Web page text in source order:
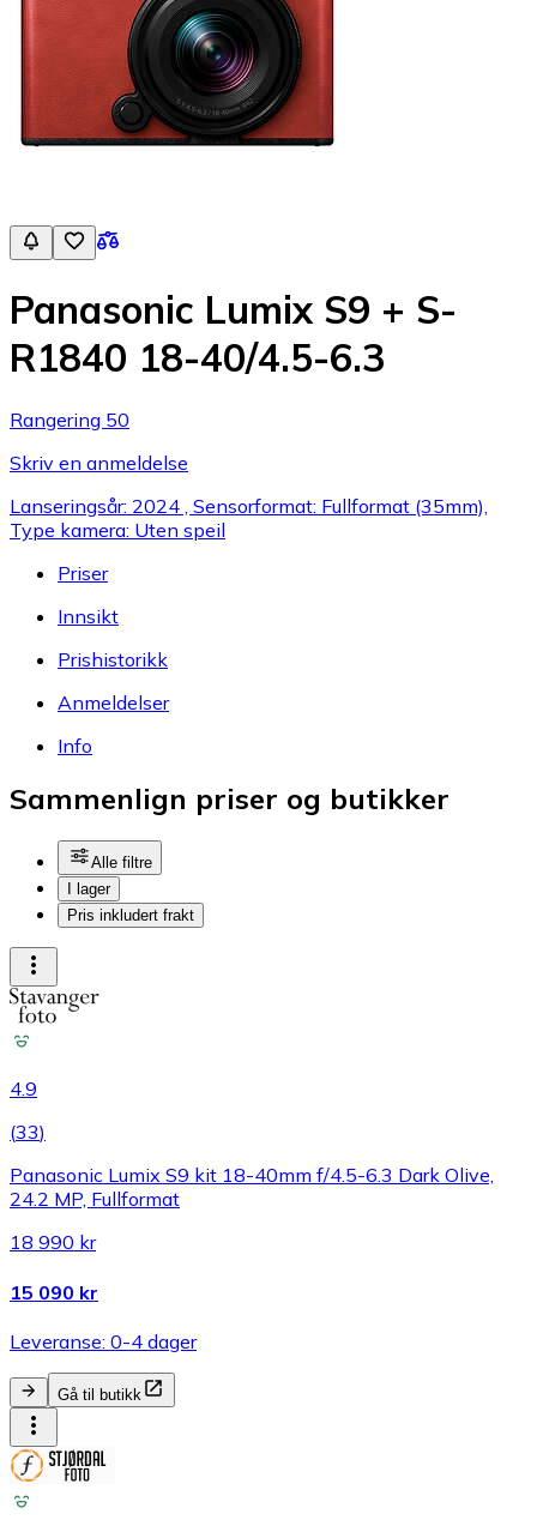
Panasonic Lumix S9 + S-
R1840 18-40/4.5-6.3
Rangering 50
Skriv en anmeldelse
Lanseringsår: 2024 , Sensorformat: Fullformat (35mm),
Type kamera: Uten speil
Priser
Innsikt
Prishistorikk
Anmeldelser
Info
Sammenlign priser og butikker
Alle filtre
I lager
Pris inkludert frakt
4.9
(33)
Panasonic Lumix S9 kit 18-40mm f/4.5-6.3 Dark Olive,
24.2 MP, Fullformat
18 990 kr
15 090 kr
Leveranse: 0-4 dager
Gå til butikk